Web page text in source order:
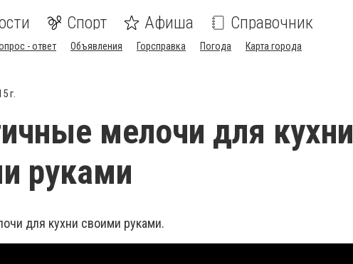
Спорт Афиша Справочник
- ответ Объявления Горсправка Погода Карта города
г.
мелочи для кухни
руками
для кухни своими руками.